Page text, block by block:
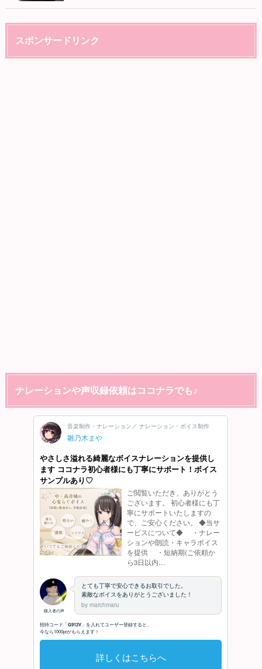
スポンサードリンク
ナレーションや声収録依頼はココナラでも♪